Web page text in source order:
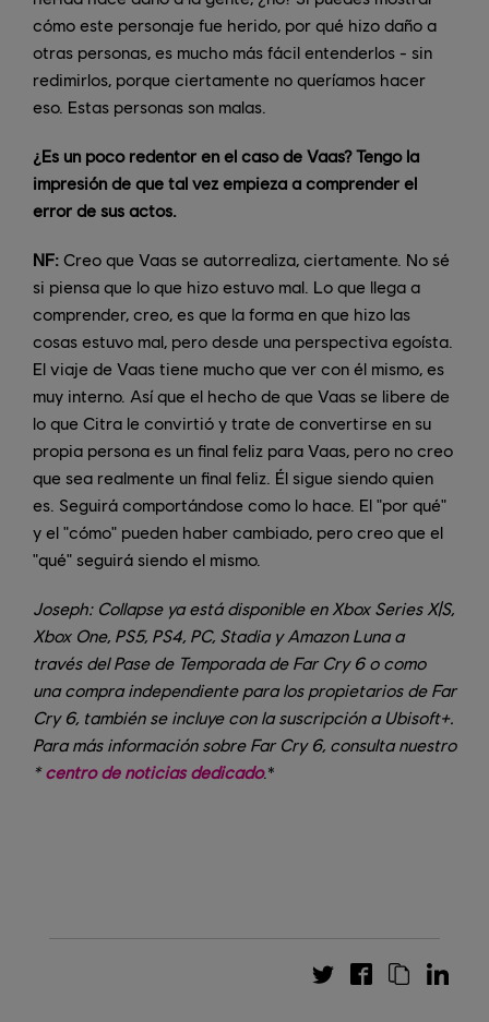
cómo este personaje fue herido, por qué hizo daño a
otras personas, es mucho más fácil entenderlos - sin
redimirlos, porque ciertamente no queríamos hacer
eso. Estas personas son malas.
¿Es un poco redentor en el caso de Vaas? Tengo la
impresión de que tal vez empieza a comprender el
error de sus actos.
NF: Creo que Vaas se autorrealiza, ciertamente. No sé
si piensa que lo que hizo estuvo mal. Lo que llega a
comprender, creo, es que la forma en que hizo las
cosas estuvo mal, pero desde una perspectiva egoísta.
El viaje de Vaas tiene mucho que ver con él mismo, es
muy interno. Así que el hecho de que Vaas se libere de
lo que Citra le convirtió y trate de convertirse en su
propia persona es un final feliz para Vaas, pero no creo
que sea realmente un final feliz. Él sigue siendo quien
es. Seguirá comportándose como lo hace. El "por qué"
y el "cómo" pueden haber cambiado, pero creo que el
"qué" seguirá siendo el mismo.
Joseph: Collapse ya está disponible en Xbox Series X|S,
Xbox One, PS5, PS4, PC, Stadia y Amazon Luna a
través del Pase de Temporada de Far Cry 6 o como
una compra independiente para los propietarios de Far
Cry 6, también se incluye con la suscripción a Ubisoft+.
Para más información sobre Far Cry 6, consulta nuestro
*centro de noticias dedicado.*